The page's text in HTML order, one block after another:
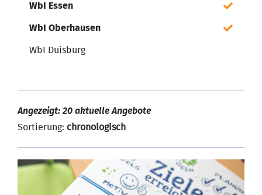
WbI Essen
WbI Oberhausen
WbI Duisburg
Angezeigt: 20 aktuelle Angebote
Sortierung: chronologisch